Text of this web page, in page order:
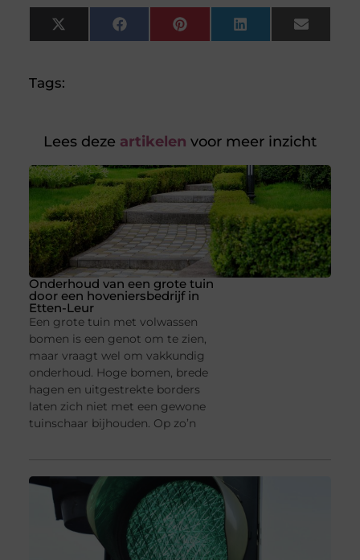
X
(Twitter)
FacebookPinterestLinkedInEmail
Tags:
Lees deze artikelen voor meer inzicht
Onderhoud van een grote tuin
door een hoveniersbedrijf in
Etten-Leur
Een grote tuin met volwassen
bomen is een genot om te zien,
maar vraagt wel om vakkundig
onderhoud. Hoge bomen, brede
hagen en uitgestrekte borders
laten zich niet met een gewone
tuinschaar bijhouden. Op zo’n